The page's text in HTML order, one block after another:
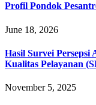
Profil Pondok
June 18, 2026
Hasil Survei Persepsi
Kualitas Pelayanan
November 5, 2025